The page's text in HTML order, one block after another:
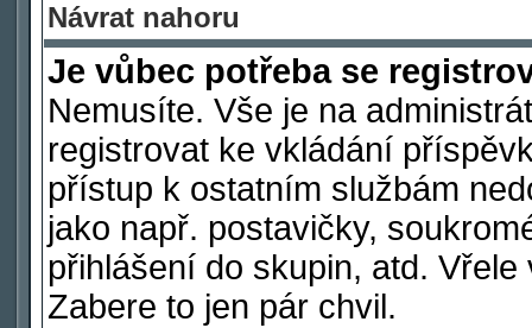
Návrat nahoru
Je vůbec potřeba se
Nemusíte. Vše je na
registrovat ke vkládání
přístup k ostatním službám
jako např. postavičky,
přihlášení do skupin, atd.
Zabere to jen pár chvil.